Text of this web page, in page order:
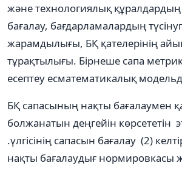
және технологиялық құралдардың
бағалау, бағдарламалардың
жарамдылығы, БҚ қателерінің
тұрақтылығы. Бірнеше сапа
есептеу есматематикалық
БҚ сапасының нақты бағалаумен
болжанатын деңгейін көрсететін
.үлгісінің сапасын бағалау (2)
нақты бағалаудығ нормировкасы